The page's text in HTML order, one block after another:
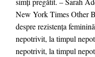
New York Times Other
despre rezistența
nepotrivit, la timpul
nepotrivit, la timpul